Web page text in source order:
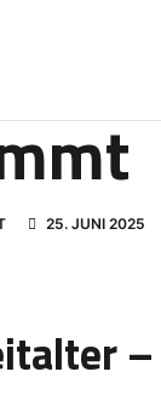
25. JUNI 2025